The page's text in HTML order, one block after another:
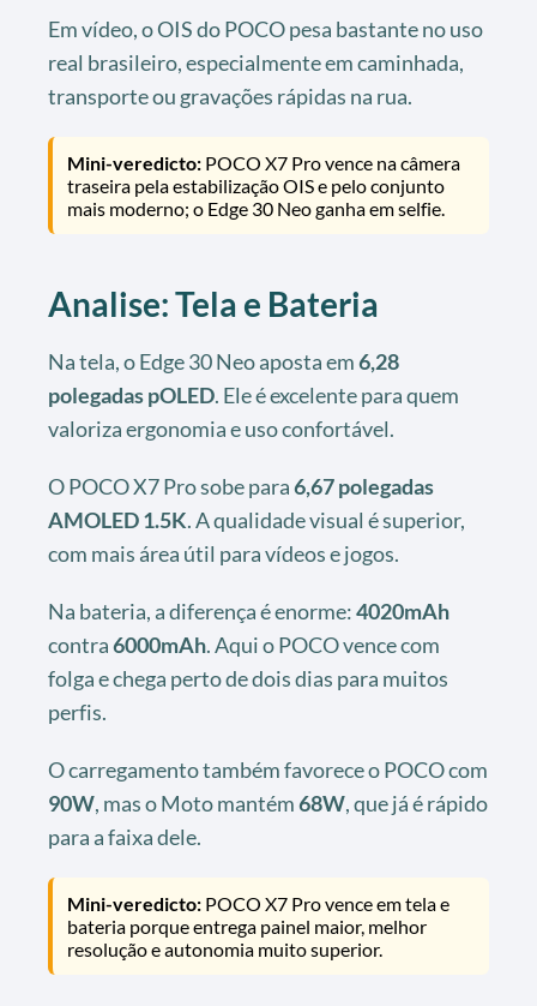
Em vídeo, o OIS do POCO pesa bastante no uso
real brasileiro, especialmente em caminhada,
transporte ou gravações rápidas na rua.
Mini-veredicto: POCO X7 Pro vence na câmera
traseira pela estabilização OIS e pelo conjunto
mais moderno; o Edge 30 Neo ganha em selfie.
Analise: Tela e Bateria
Na tela, o Edge 30 Neo aposta em6,28
polegadas pOLED. Ele é excelente para quem
valoriza ergonomia e uso confortável.
O POCO X7 Pro sobe para6,67 polegadas
AMOLED 1.5K. A qualidade visual é superior,
com mais área útil para vídeos e jogos.
Na bateria, a diferença é enorme:4020mAh
contra6000mAh. Aqui o POCO vence com
folga e chega perto de dois dias para muitos
perfis.
O carregamento também favorece o POCO com
90W, mas o Moto mantém68W, que já é rápido
para a faixa dele.
Mini-veredicto: POCO X7 Pro vence em tela e
bateria porque entrega painel maior, melhor
resolução e autonomia muito superior.